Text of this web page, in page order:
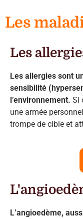
Les
Les
Les allergies sont
sensibilité
l’environnement. Si
une armée
trompe de cible et
L’angioedème,